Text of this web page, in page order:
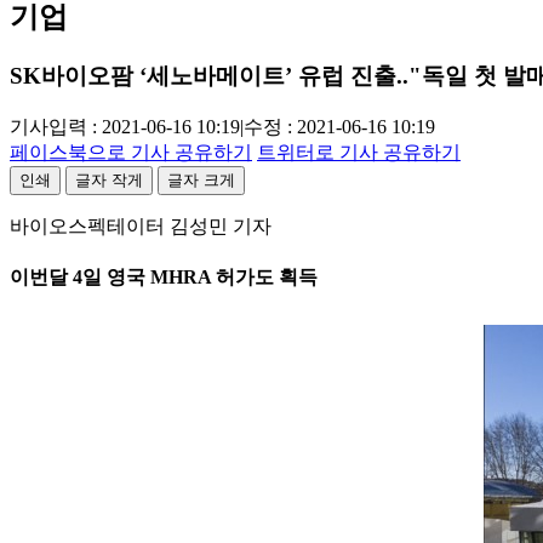
기업
SK바이오팜 ‘세노바메이트’ 유럽 진출.."독일 첫 발
기사입력 : 2021-06-16 10:19|수정 : 2021-06-16 10:19
페이스북으로 기사 공유하기
트위터로 기사 공유하기
인쇄 글자 작게 글자 크게
바이오스펙테이터 김성민 기자
이번달 4일 영국 MHRA 허가도 획득